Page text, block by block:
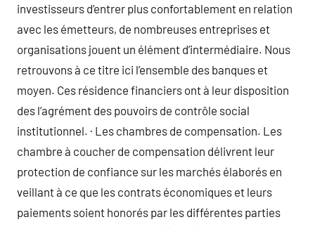
investisseurs d’entrer plus confortablement en relation
avec les émetteurs, de nombreuses entreprises et
organisations jouent un élément d’intermédiaire. Nous
retrouvons à ce titre ici l’ensemble des banques et
moyen. Ces résidence financiers ont à leur disposition
des l’agrément des pouvoirs de contrôle social
institutionnel. · Les chambres de compensation. Les
chambre à coucher de compensation délivrent leur
protection de confiance sur les marchés élaborés en
veillant à ce que les contrats économiques et leurs
paiements soient honorés par les différentes parties